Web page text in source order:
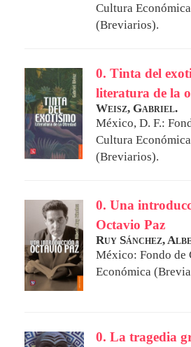
Cultura Económica
(Breviarios).
0. Tinta del
literatura de la
Weisz, Gabriel.
México, D. F.:
Cultura Económica
(Breviarios).
0. Una
Octavio Paz
Ruy Sánchez,
México: Fondo de
Económica
0. La tragedia